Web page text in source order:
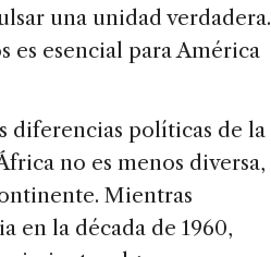
una unidad verdadera.
es esencial para América
diferencias políticas de la
no es menos diversa,
Mientras
en la década de 1960,